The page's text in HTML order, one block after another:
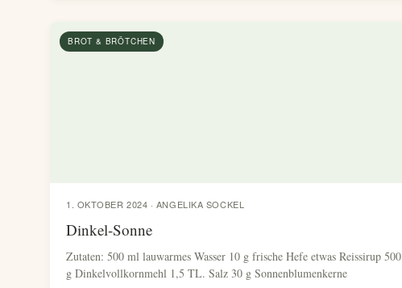
BROT & BRÖTCHEN
1. OKTOBER 2024 · ANGELIKA SOCKEL
Dinkel-Sonne
Zutaten: 500 ml lauwarmes Wasser 10 g frische Hefe etwas Reissirup 500
g Dinkelvollkornmehl 1,5 TL. Salz 30 g Sonnenblumenkerne